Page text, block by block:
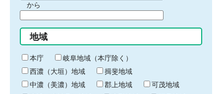
間
始
り
から
間
終
わ
り
地域
本庁
岐阜地域（本庁除く）
西濃（大垣）地域
揖斐地域
中濃（美濃）地域
郡上地域
可茂地域